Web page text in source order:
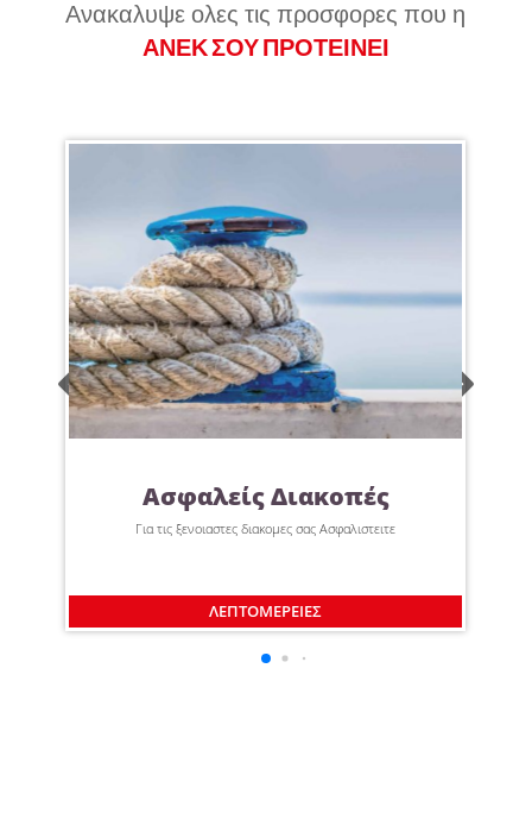
Ανακαλυψε ολες τις προσφορες που η
ΑΝΕΚ ΣΟΥ ΠΡΟΤΕΙΝΕΙ
Ασφαλείς Διακοπές
Για τις ξενοιαστες διακομες σας Ασφαλιστειτε
ΛΕΠΤΟΜΕΡΕΙΕΣ